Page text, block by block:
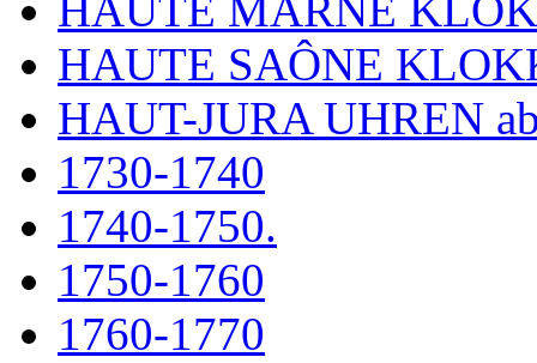
HAUTE MARNE
HAUTE SAÔNE
HAUT-JURA UHREN
1730-1740
1740-1750.
1750-1760
1760-1770